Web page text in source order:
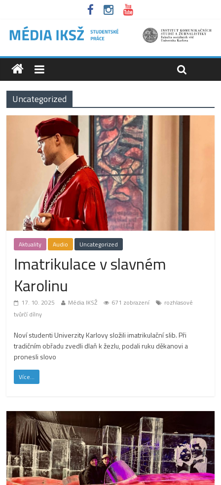
Uncategorized
Aktuality Audio Uncategorized
Imatrikulace v slavném
Karolinu
17. 10. 2025 Média IKSŽ 671 zobrazení
rozhlasové
tvůrčí dílny
Noví studenti Univerzity Karlovy složili imatrikulační slib. Při
tradičním obřadu zvedli dlaň k žezlu, podali ruku děkanovi a
pronesli slovo
Více...